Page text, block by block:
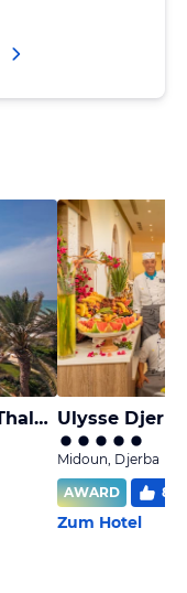
Radisson Blu Palace Resort & Thalasso Djerba Ulysse
Midoun, Djerba
AWARD
89
Zum Hotel